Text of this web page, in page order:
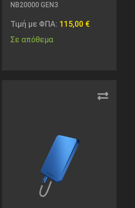
NB20000 GEN3
Τιμή με ΦΠΑ: 115,00 €
Σε απόθεμα